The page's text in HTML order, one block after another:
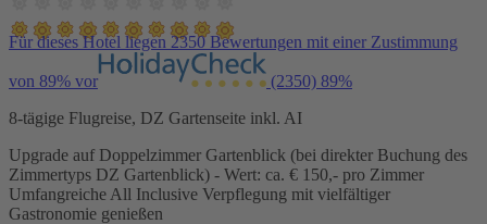
Für dieses Hotel liegen 2350 Bewertungen mit einer Zustimmung
von 89% vor (2350) 89%
8-tägige Flugreise, DZ Gartenseite inkl. AI
Upgrade auf Doppelzimmer Gartenblick (bei direkter Buchung des
Zimmertyps DZ Gartenblick) - Wert: ca. € 150,- pro Zimmer
Umfangreiche All Inclusive Verpflegung mit vielfältiger
Gastronomie genießen